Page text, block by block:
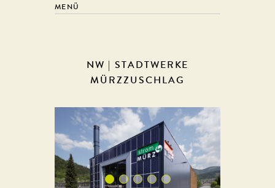
MENÜ
NW | STADTWERKE
MÜRZZUSCHLAG